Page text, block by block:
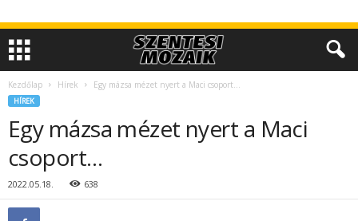
Kezdőlap Hírek Egy mázsa mézet nyert a Maci csoport…
HÍREK
Egy mázsa mézet nyert a Maci
csoport…
2022.05.18. 638